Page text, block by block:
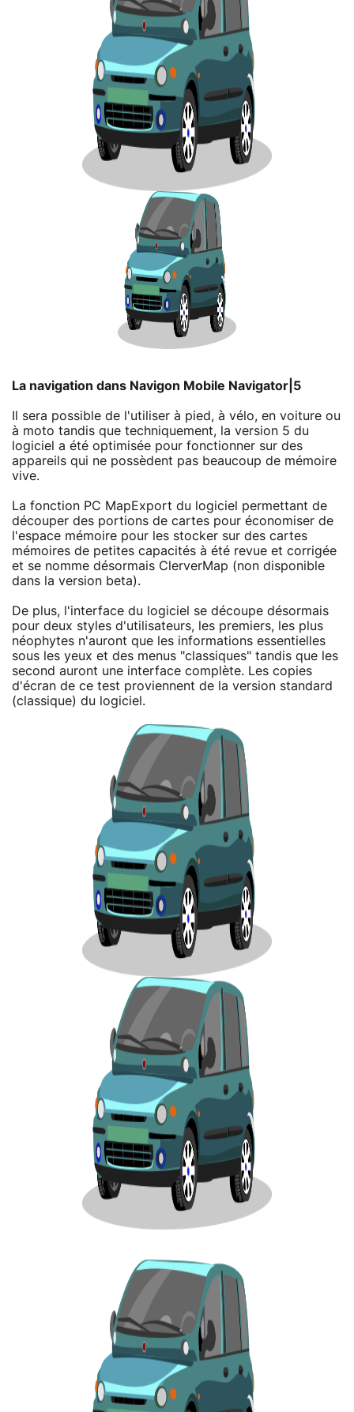
La navigation dans Navigon Mobile Navigator|5
Il sera possible de l'utiliser à pied, à vélo, en voiture ou
à moto tandis que techniquement, la version 5 du
logiciel a été optimisée pour fonctionner sur des
appareils qui ne possèdent pas beaucoup de mémoire
vive.
La fonction PC MapExport du logiciel permettant de
découper des portions de cartes pour économiser de
l'espace mémoire pour les stocker sur des cartes
mémoires de petites capacités à été revue et corrigée
et se nomme désormais ClerverMap (non disponible
dans la version beta).
De plus, l'interface du logiciel se découpe désormais
pour deux styles d'utilisateurs, les premiers, les plus
néophytes n'auront que les informations essentielles
sous les yeux et des menus "classiques" tandis que les
second auront une interface complète. Les copies
d'écran de ce test proviennent de la version standard
(classique) du logiciel.